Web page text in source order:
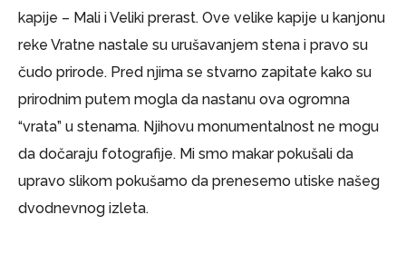
kapije – Mali i Veliki prerast. Ove velike kapije u kanjonu
reke Vratne nastale su urušavanjem stena i pravo su
čudo prirode. Pred njima se stvarno zapitate kako su
prirodnim putem mogla da nastanu ova ogromna
“vrata” u stenama. Njihovu monumentalnost ne mogu
da dočaraju fotografije. Mi smo makar pokušali da
upravo slikom pokušamo da prenesemo utiske našeg
dvodnevnog izleta.